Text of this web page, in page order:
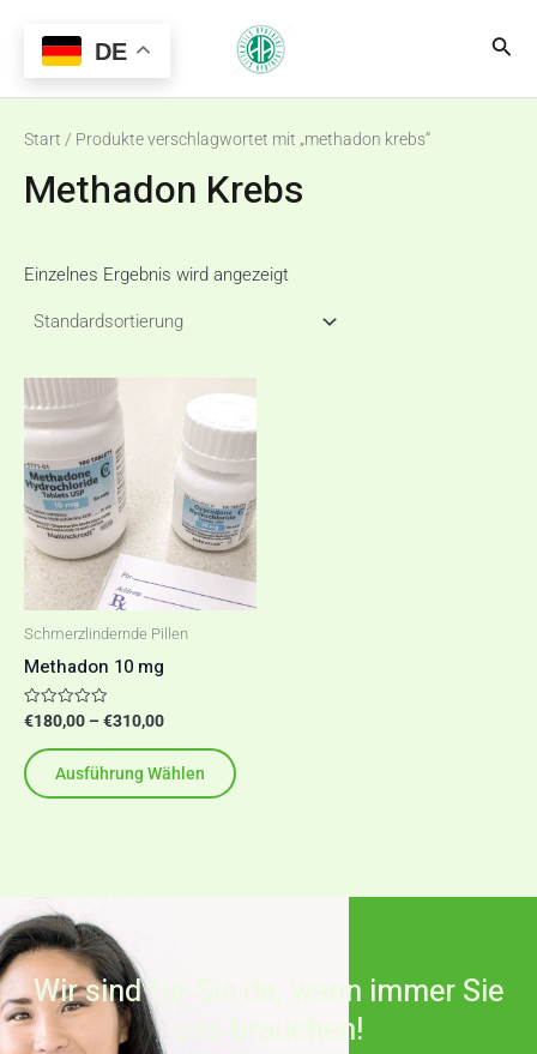
springenMenu
Start / Produkte verschlagwortet mit „methadon krebs“
Methadon Krebs
Einzelnes Ergebnis wird angezeigt
Schmerzlindernde Pillen
Methadon 10 mg
Bewertet
mit
von
5
€180,00 –€310,00
€180,00
€310,00
Ausführung Wählen
Dieses
weist
mehrere
Varianten
auf.
Die
gewählt
Wir sind für Sie da, wann immer Sie
uns brauchen!
DE